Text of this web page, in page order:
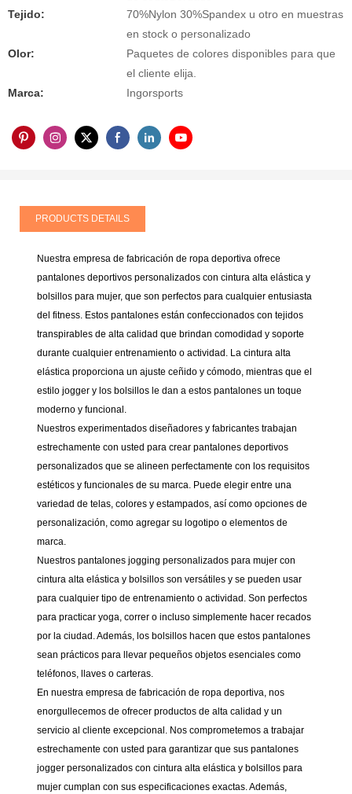
Tejido:
70%Nylon 30%Spandex u otro en muestras
en stock o personalizado
Olor:
Paquetes de colores disponibles para que
el cliente elija.
Marca:
Ingorsports
PRODUCTS DETAILS
Nuestra empresa de fabricación de ropa deportiva ofrece
pantalones deportivos personalizados con cintura alta elástica y
bolsillos para mujer, que son perfectos para cualquier entusiasta
del fitness. Estos pantalones están confeccionados con tejidos
transpirables de alta calidad que brindan comodidad y soporte
durante cualquier entrenamiento o actividad. La cintura alta
elástica proporciona un ajuste ceñido y cómodo, mientras que el
estilo jogger y los bolsillos le dan a estos pantalones un toque
moderno y funcional.
Nuestros experimentados diseñadores y fabricantes trabajan
estrechamente con usted para crear pantalones deportivos
personalizados que se alineen perfectamente con los requisitos
estéticos y funcionales de su marca. Puede elegir entre una
variedad de telas, colores y estampados, así como opciones de
personalización, como agregar su logotipo o elementos de
marca.
Nuestros pantalones jogging personalizados para mujer con
cintura alta elástica y bolsillos son versátiles y se pueden usar
para cualquier tipo de entrenamiento o actividad. Son perfectos
para practicar yoga, correr o incluso simplemente hacer recados
por la ciudad. Además, los bolsillos hacen que estos pantalones
sean prácticos para llevar pequeños objetos esenciales como
teléfonos, llaves o carteras.
En nuestra empresa de fabricación de ropa deportiva, nos
enorgullecemos de ofrecer productos de alta calidad y un
servicio al cliente excepcional. Nos comprometemos a trabajar
estrechamente con usted para garantizar que sus pantalones
jogger personalizados con cintura alta elástica y bolsillos para
mujer cumplan con sus especificaciones exactas. Además,